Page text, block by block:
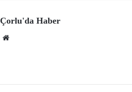
Çorlu'da Haber